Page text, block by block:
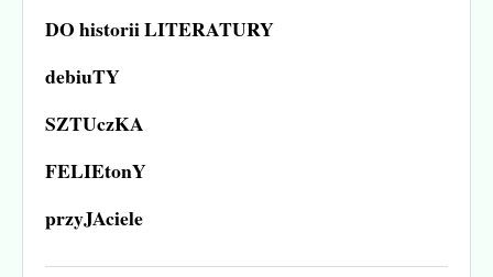
DO historii LITERATURY
debiuTY
SZTUczKA
FELIEtonY
przyJAciele